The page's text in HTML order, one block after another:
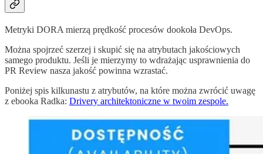
Metryki DORA mierzą prędkość procesów dookoła DevOps.
Można spojrzeć szerzej i skupić się na atrybutach jakościowych
samego produktu. Jeśli je mierzymy to wdrażając usprawnienia do
PR Review nasza jakość powinna wzrastać.
Poniżej spis kilkunastu z atrybutów, na które można zwrócić uwagę
z ebooka Radka: Drivery architektoniczne w twoim zespole.